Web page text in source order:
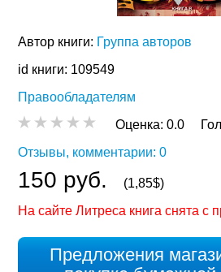
Автор книги: Группа авторов
id книги: 109549
Правообладателям
Оценка:0.0
Отзывы, комментарии: 0
150 руб.
(1,85$)
На сайте Литреса книга снята с
Предложения